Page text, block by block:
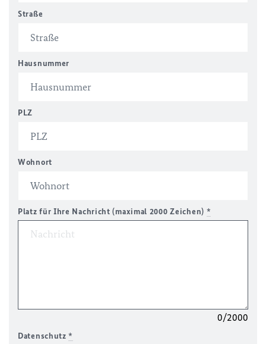
Straße
Hausnummer
PLZ
Wohnort
Platz für Ihre Nachricht (maximal 2000 Zeichen) *
0/2000
Datenschutz*